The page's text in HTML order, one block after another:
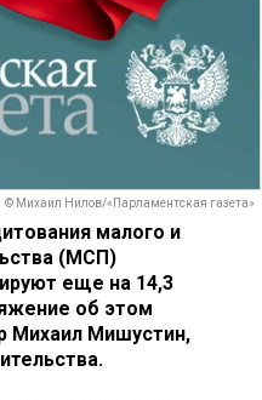
© Михаил Нилов/«Парламентская газета»
малого и
(МСП)
еще на 14,3
об этом
Михаил Мишустин,